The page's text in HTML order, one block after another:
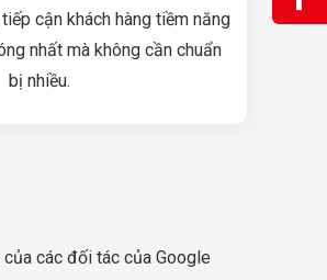
cận khách hàng tiềm năng
nhất mà không cần chuẩn
bị nhiều.
các đối tác của Google